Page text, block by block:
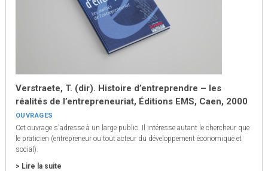
Verstraete, T. (dir). Histoire d’entreprendre – les
réalités de l’entrepreneuriat, Éditions EMS, Caen, 2000
OUVRAGES
Cet ouvrage s'adresse à un large public. Il intéresse autant le chercheur que
le praticien (entrepreneur ou tout acteur du développement économique et
social).
> Lire la suite